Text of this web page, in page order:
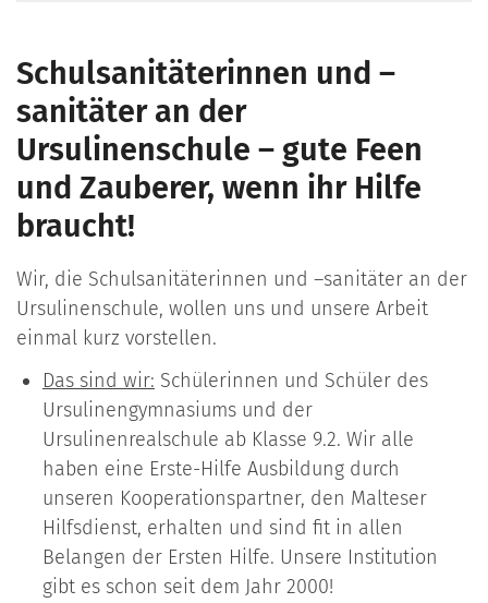
Schulsanitäterinnen und –
sanitäter an der
Ursulinenschule – gute Feen
und Zauberer, wenn ihr Hilfe
braucht!
Wir, die Schulsanitäterinnen und –sanitäter an der
Ursulinenschule, wollen uns und unsere Arbeit
einmal kurz vorstellen.
Das sind wir: Schülerinnen und Schüler des
Ursulinengymnasiums und der
Ursulinenrealschule ab Klasse 9.2. Wir alle
haben eine Erste-Hilfe Ausbildung durch
unseren Kooperationspartner, den Malteser
Hilfsdienst, erhalten und sind fit in allen
Belangen der Ersten Hilfe. Unsere Institution
gibt es schon seit dem Jahr 2000!